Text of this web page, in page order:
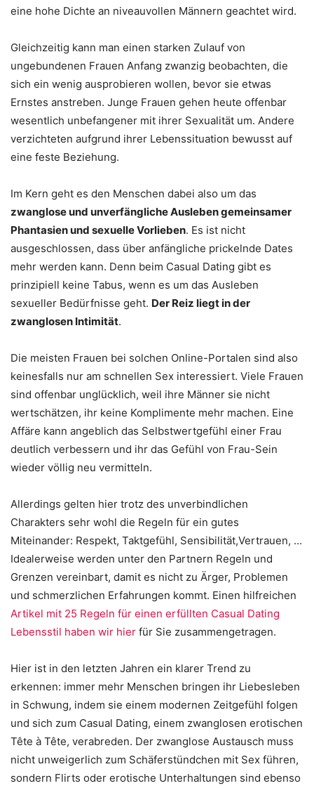
eine hohe Dichte an niveauvollen Männern geachtet wird.
Gleichzeitig kann man einen starken Zulauf von
ungebundenen Frauen Anfang zwanzig beobachten, die
sich ein wenig ausprobieren wollen, bevor sie etwas
Ernstes anstreben. Junge Frauen gehen heute offenbar
wesentlich unbefangener mit ihrer Sexualität um. Andere
verzichteten aufgrund ihrer Lebenssituation bewusst auf
eine feste Beziehung.
Im Kern geht es den Menschen dabei also um das
zwanglose und unverfängliche Ausleben gemeinsamer
Phantasien und sexuelle Vorlieben. Es ist nicht
ausgeschlossen, dass über anfängliche prickelnde Dates
mehr werden kann. Denn beim Casual Dating gibt es
prinzipiell keine Tabus, wenn es um das Ausleben
sexueller Bedürfnisse geht. Der Reiz liegt in der
zwanglosen Intimität.
Die meisten Frauen bei solchen Online-Portalen sind also
keinesfalls nur am schnellen Sex interessiert. Viele Frauen
sind offenbar unglücklich, weil ihre Männer sie nicht
wertschätzen, ihr keine Komplimente mehr machen. Eine
Affäre kann angeblich das Selbstwertgefühl einer Frau
deutlich verbessern und ihr das Gefühl von Frau-Sein
wieder völlig neu vermitteln.
Allerdings gelten hier trotz des unverbindlichen
Charakters sehr wohl die Regeln für ein gutes
Miteinander: Respekt, Taktgefühl, Sensibilität,Vertrauen, ...
Idealerweise werden unter den Partnern Regeln und
Grenzen vereinbart, damit es nicht zu Ärger, Problemen
und schmerzlichen Erfahrungen kommt. Einen hilfreichen
Artikel mit 25 Regeln für einen erfüllten Casual Dating
Lebensstil haben wir hier für Sie zusammengetragen.
Hier ist in den letzten Jahren ein klarer Trend zu
erkennen: immer mehr Menschen bringen ihr Liebesleben
in Schwung, indem sie einem modernen Zeitgefühl folgen
und sich zum Casual Dating, einem zwanglosen erotischen
Tête à Tête, verabreden. Der zwanglose Austausch muss
nicht unweigerlich zum Schäferstündchen mit Sex führen,
sondern Flirts oder erotische Unterhaltungen sind ebenso